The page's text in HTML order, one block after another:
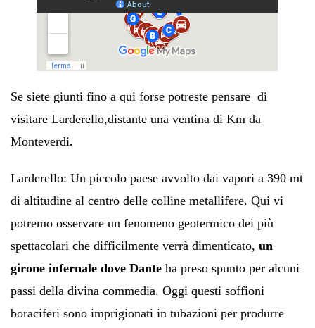
Se siete giunti fino a qui forse potreste pensare di
visitare Larderello,distante una ventina di Km da
Monteverdi.
Larderello: Un piccolo paese avvolto dai vapori a 390 mt
di altitudine al centro delle colline metallifere. Qui vi
potremo osservare un fenomeno geotermico dei più
spettacolari che difficilmente verrà dimenticato, un
girone infernale dove Dante ha preso spunto per alcuni
passi della divina commedia. Oggi questi soffioni
boraciferi sono imprigionati in tubazioni per produrre